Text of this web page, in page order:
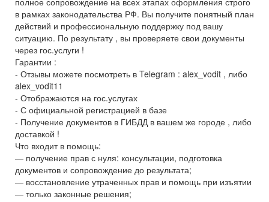
в рамках законодательства РФ. Вы получите понятный план
действий и профессиональную поддержку под вашу
ситуацию. По результату , вы проверяете свои документы
через гос.услуги !
Гарантии :
- Отзывы можете посмотреть в Telegram : alex_vodit , либо
alex_vodit11
- Отображаются на гос.услугах
- С официальной регистрацией в базе
- Получение документов в ГИБДД в вашем же городе , либо
доставкой !
Что входит в помощь:
— получение прав с нуля: консультации, подготовка
документов и сопровождение до результата;
— восстановление утраченных прав и помощь при изъятии
— только законные решения;